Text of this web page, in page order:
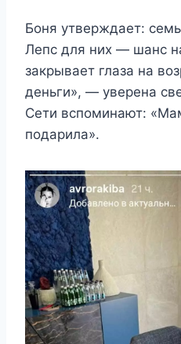
Боня утверждает:
Лепс для них — шанс
закрывает глаза на
деньги», — уверена
Сети вспоминают:
подарила».